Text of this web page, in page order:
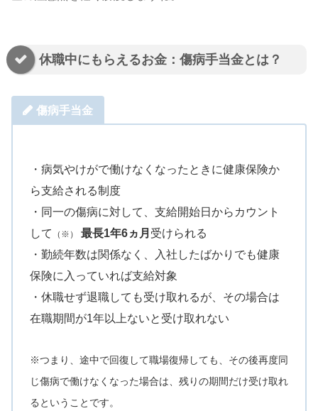
休職中にもらえるお金：傷病手当金とは？
傷病手当金
・病気やけがで働けなくなったときに健康保険か
ら支給される制度
・同一の傷病に対して、支給開始日からカウント
して
（※） 最長1年6ヵ月 受けられる
・勤続年数は関係なく、入社したばかりでも健康
保険に入っていれば支給対象
・休職せず退職しても受け取れるが、その場合は
在職期間が1年以上ないと受け取れない
※つまり、途中で回復して職場復帰しても、その後再度同
じ傷病で働けなくなった場合は、残りの期間だけ受け取れ
るということです。